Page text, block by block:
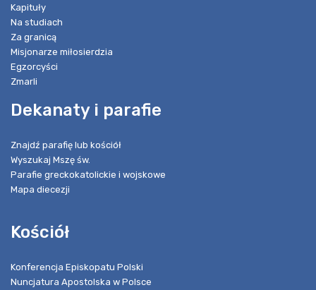
Kapituły
Na studiach
Za granicą
Misjonarze miłosierdzia
Egzorcyści
Zmarli
Dekanaty i parafie
Znajdź parafię lub kościół
Wyszukaj Mszę św.
Parafie greckokatolickie i wojskowe
Mapa diecezji
Kościół
Konferencja Episkopatu Polski
Nuncjatura Apostolska w Polsce